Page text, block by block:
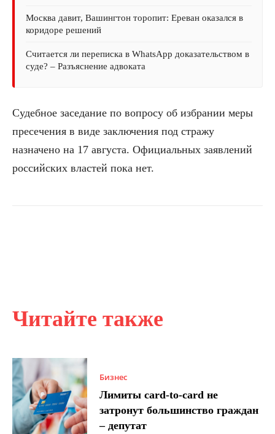
Читайте также
Бизнес
Лимиты card-to-card не
затронут большинство граждан
– депутат
Москва давит, Вашингтон торопит: Ереван оказался в
коридоре решений
Считается ли переписка в WhatsApp доказательством в
суде? – Разъяснение адвоката
Судебное заседание по вопросу об избрании меры
пресечения в виде заключения под стражу
назначено на 17 августа. Официальных заявлений
российских властей пока нет.